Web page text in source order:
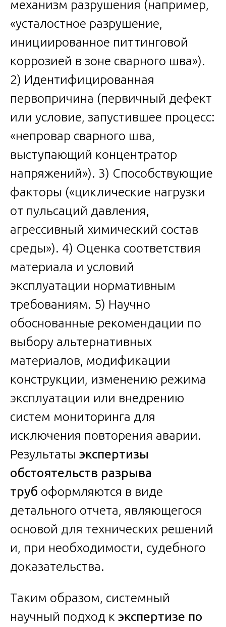
механизм разрушения (например,
«усталостное разрушение,
инициированное питтинговой
коррозией в зоне сварного шва»).
2) Идентифицированная
первопричина (первичный дефект
или условие, запустившее процесс:
«непровар сварного шва,
выступающий концентратор
напряжений»). 3) Способствующие
факторы («циклические нагрузки
от пульсаций давления,
агрессивный химический состав
среды»). 4) Оценка соответствия
материала и условий
эксплуатации нормативным
требованиям. 5) Научно
обоснованные рекомендации по
выбору альтернативных
материалов, модификации
конструкции, изменению режима
эксплуатации или внедрению
систем мониторинга для
исключения повторения аварии.
Результаты экспертизы
обстоятельств разрыва
труб оформляются в виде
детального отчета, являющегося
основой для технических решений
и, при необходимости, судебного
доказательства.
Таким образом, системный
научный подход к экспертизе по